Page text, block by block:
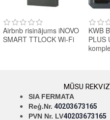
Airbnb risinājums iNOVO
SMART TTLOCK Wi-Fi
KWB
PLUS
MŪSU
SIA FERMATA
Reģ.Nr. 40203673165
PVN Nr. LV40203673165